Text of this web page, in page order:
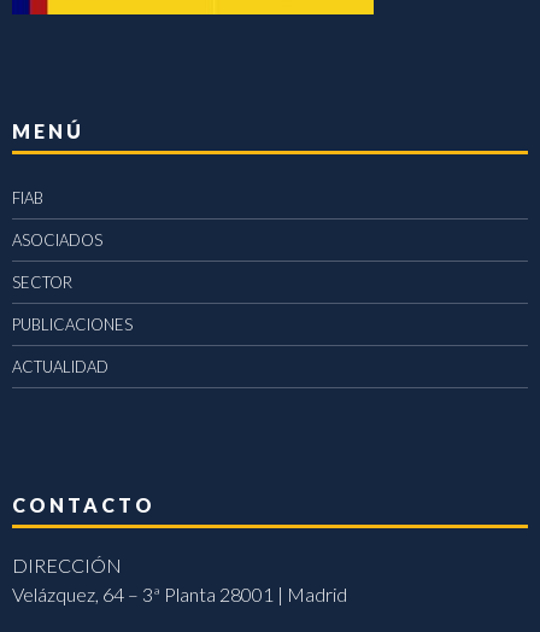
MENÚ
FIAB
ASOCIADOS
SECTOR
PUBLICACIONES
ACTUALIDAD
CONTACTO
DIRECCIÓN
Velázquez, 64 – 3ª Planta 28001 | Madrid